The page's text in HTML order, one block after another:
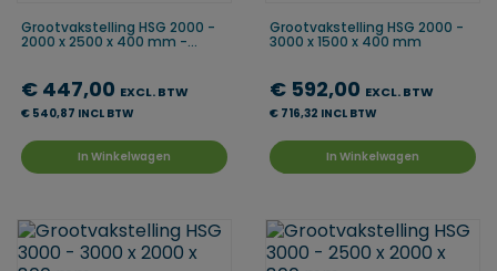
Grootvakstelling HSG 2000 -
2000 x 2500 x 400 mm -...
€ 447,00 EXCL. BTW
€ 540,87 INCL BTW
In Winkelwagen
Grootvakstelling HSG 2000 -
3000 x 1500 x 400 mm
€ 592,00 EXCL. BTW
€ 716,32 INCL BTW
In Winkelwagen